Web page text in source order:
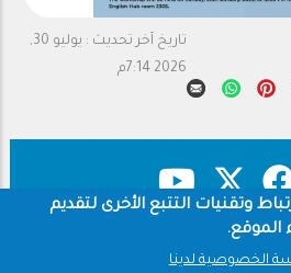
تاريخ آخر تحديث :
يوليو 30,
2026 7:14م
وتقنيات التتبع الأخرى لتقديم
الموقع.
الخصوصية لدينا